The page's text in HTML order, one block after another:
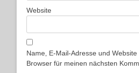
Website
Name, E-Mail-Adresse und Website
Browser für meinen nächsten